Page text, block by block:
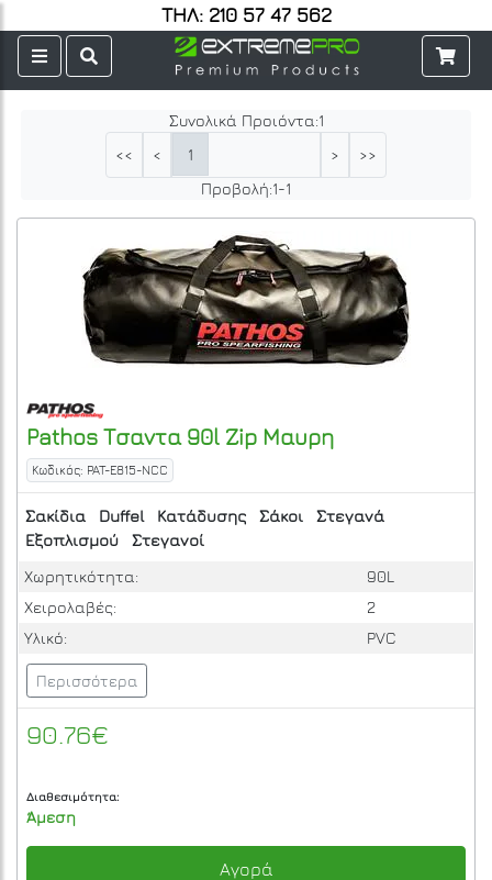
ΤΗΛ: 210 57 47 562
Συνολικά Προιόντα:1
<<
< 1 >
>>
Προβολή:1-1
Pathos Τσαντα 90l Zip Μαυρη
Κωδικός: PAT-E815-NCC
Σακίδια Duffel Κατάδυσης Σάκοι
Στεγανά
Εξοπλισμού
Στεγανοί
Χωρητικότητα:
90L
Χειρολαβές:
2
Υλικό:
PVC
Περισσότερα
90.76€
Διαθεσιμότητα:
Άμεση
Αγορά